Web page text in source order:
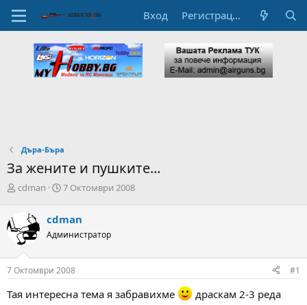
Вход Регистрация
Дъра-Бъра
За жените и пушките...
А
р
н
а
т
м
cdman
Н
а
л
а
Д
т
7 Октомври 2008
cdman
Администратор
7 Октомври 2008 #1
Тая интересна тема я забравихме драскам 2-3 реда